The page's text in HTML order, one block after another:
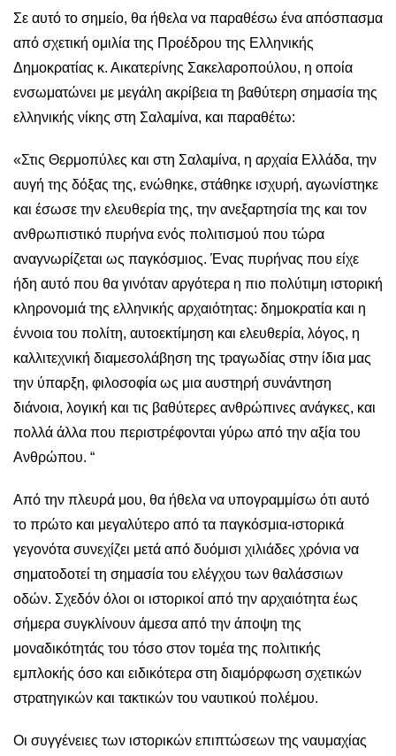
Σε αυτό το σημείο, θα ήθελα να παραθέσω ένα απόσπασμα
από σχετική ομιλία της Προέδρου της Ελληνικής
Δημοκρατίας κ. Αικατερίνης Σακελαροπούλου, η οποία
ενσωματώνει με μεγάλη ακρίβεια τη βαθύτερη σημασία της
ελληνικής νίκης στη Σαλαμίνα, και παραθέτω:
«Στις Θερμοπύλες και στη Σαλαμίνα, η αρχαία Ελλάδα, την
αυγή της δόξας της, ενώθηκε, στάθηκε ισχυρή, αγωνίστηκε
και έσωσε την ελευθερία της, την ανεξαρτησία της και τον
ανθρωπιστικό πυρήνα ενός πολιτισμού που τώρα
αναγνωρίζεται ως παγκόσμιος. Ένας πυρήνας που είχε
ήδη αυτό που θα γινόταν αργότερα η πιο πολύτιμη ιστορική
κληρονομιά της ελληνικής αρχαιότητας: δημοκρατία και η
έννοια του πολίτη, αυτοεκτίμηση και ελευθερία, λόγος, η
καλλιτεχνική διαμεσολάβηση της τραγωδίας στην ίδια μας
την ύπαρξη, φιλοσοφία ως μια αυστηρή συνάντηση
διάνοια, λογική και τις βαθύτερες ανθρώπινες ανάγκες, και
πολλά άλλα που περιστρέφονται γύρω από την αξία του
Ανθρώπου. “
Από την πλευρά μου, θα ήθελα να υπογραμμίσω ότι αυτό
το πρώτο και μεγαλύτερο από τα παγκόσμια-ιστορικά
γεγονότα συνεχίζει μετά από δυόμισι χιλιάδες χρόνια να
σηματοδοτεί τη σημασία του ελέγχου των θαλάσσιων
οδών. Σχεδόν όλοι οι ιστορικοί από την αρχαιότητα έως
σήμερα συγκλίνουν άμεσα από την άποψη της
μοναδικότητάς του τόσο στον τομέα της πολιτικής
εμπλοκής όσο και ειδικότερα στη διαμόρφωση σχετικών
στρατηγικών και τακτικών του ναυτικού πολέμου.
Οι συγγένειες των ιστορικών επιπτώσεων της ναυμαχίας